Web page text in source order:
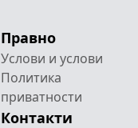
Правно
Услови и услови
Политика
приватности
Контакти